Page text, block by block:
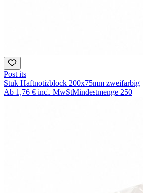
Post its
Stuk Haftnotizblock 200x75mm zweifarbig
Ab 1,76 € incl. MwStMindestmenge 250